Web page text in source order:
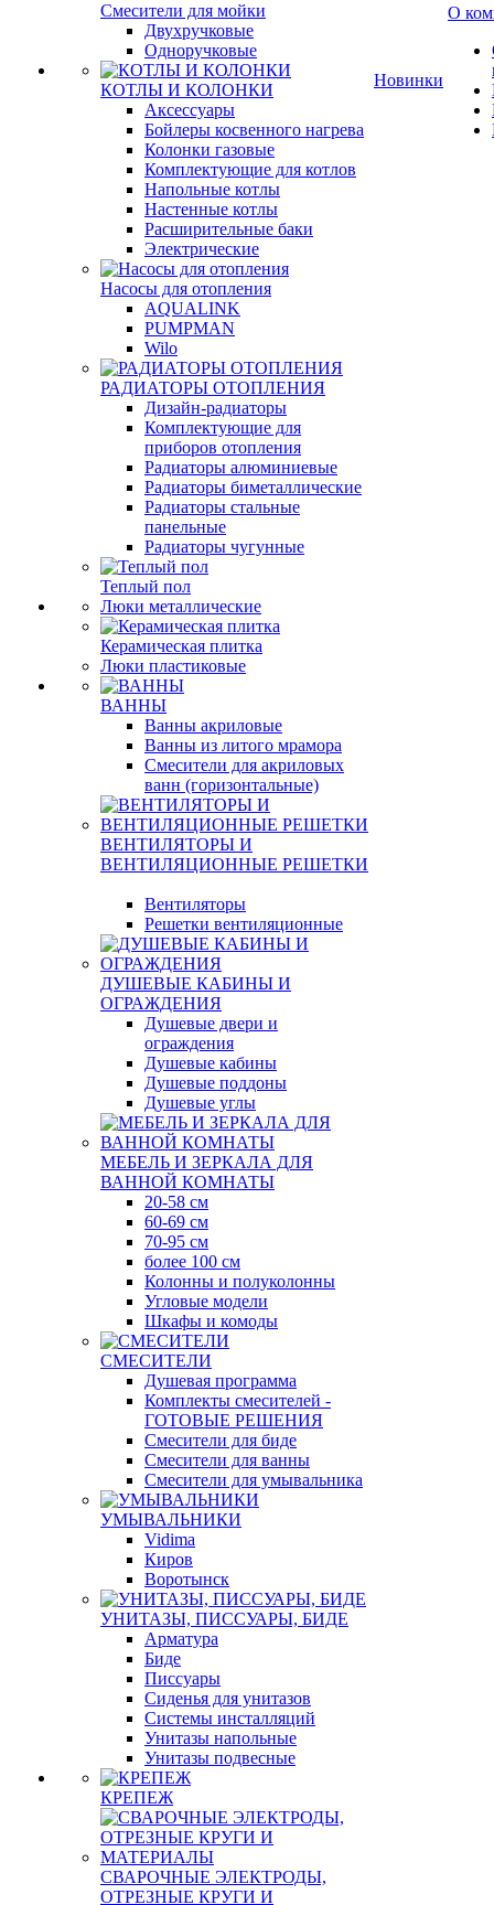
Смесители для мойки
Двухручковые
Одноручковые
КОТЛЫ И КОЛОНКИ
Аксессуары
Бойлеры косвенного нагрева
Колонки газовые
Комплектующие для котлов
Напольные котлы
Настенные котлы
Расширительные баки
Электрические
Насосы для отопления
AQUALINK
PUMPMAN
Wilo
РАДИАТОРЫ ОТОПЛЕНИЯ
Дизайн-радиаторы
Комплектующие для
приборов отопления
Радиаторы алюминиевые
Радиаторы биметаллические
Радиаторы стальные
панельные
Радиаторы чугунные
Теплый пол
Люки металлические
Керамическая плитка
Люки пластиковые
ВАННЫ
Ванны акриловые
Ванны из литого мрамора
Смесители для акриловых
ванн (горизонтальные)
ВЕНТИЛЯТОРЫ И
ВЕНТИЛЯЦИОННЫЕ РЕШЕТКИ
Вентиляторы
Решетки вентиляционные
ДУШЕВЫЕ КАБИНЫ И
ОГРАЖДЕНИЯ
Душевые двери и
ограждения
Душевые кабины
Душевые поддоны
Душевые углы
МЕБЕЛЬ И ЗЕРКАЛА ДЛЯ
ВАННОЙ КОМНАТЫ
20-58 см
60-69 см
70-95 см
более 100 см
Колонны и полуколонны
Угловые модели
Шкафы и комоды
СМЕСИТЕЛИ
Душевая программа
Комплекты смесителей -
ГОТОВЫЕ РЕШЕНИЯ
Смесители для биде
Смесители для ванны
Смесители для умывальника
УМЫВАЛЬНИКИ
Vidima
Киров
Воротынск
УНИТАЗЫ, ПИССУАРЫ, БИДЕ
Арматура
Биде
Писсуары
Сиденья для унитазов
Системы инсталляций
Унитазы напольные
Унитазы подвесные
КРЕПЕЖ
СВАРОЧНЫЕ ЭЛЕКТРОДЫ,
ОТРЕЗНЫЕ КРУГИ И
Новинки
О